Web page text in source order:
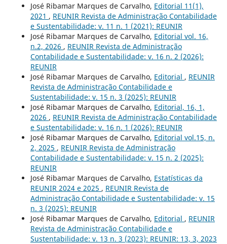
José Ribamar Marques de Carvalho, Editorial 11(1),
2021 , REUNIR Revista de Administração Contabilidade
e Sustentabilidade: v. 11 n. 1 (2021): REUNIR
José Ribamar Marques de Carvalho, Editorial vol. 16,
n.2, 2026 , REUNIR Revista de Administração
Contabilidade e Sustentabilidade: v. 16 n. 2 (2026):
REUNIR
José Ribamar Marques de Carvalho, Editorial , REUNIR
Revista de Administração Contabilidade e
Sustentabilidade: v. 15 n. 3 (2025): REUNIR
José Ribamar Marques de Carvalho, Editorial, 16, 1,
2026 , REUNIR Revista de Administração Contabilidade
e Sustentabilidade: v. 16 n. 1 (2026): REUNIR
José Ribamar Marques de Carvalho, Editorial vol.15, n.
2, 2025 , REUNIR Revista de Administração
Contabilidade e Sustentabilidade: v. 15 n. 2 (2025):
REUNIR
José Ribamar Marques de Carvalho, Estatísticas da
REUNIR 2024 e 2025 , REUNIR Revista de
Administração Contabilidade e Sustentabilidade: v. 15
n. 3 (2025): REUNIR
José Ribamar Marques de Carvalho, Editorial , REUNIR
Revista de Administração Contabilidade e
Sustentabilidade: v. 13 n. 3 (2023): REUNIR: 13, 3, 2023